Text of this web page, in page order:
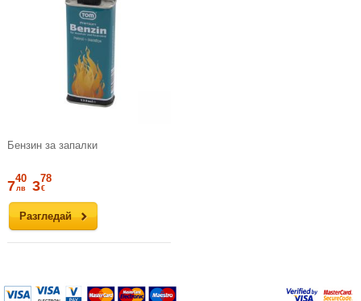
Бензин за запалки
Разгледай
740
лв 378
€